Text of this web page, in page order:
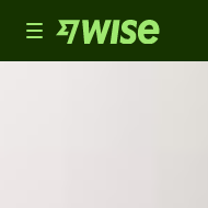
Toggle
navigation